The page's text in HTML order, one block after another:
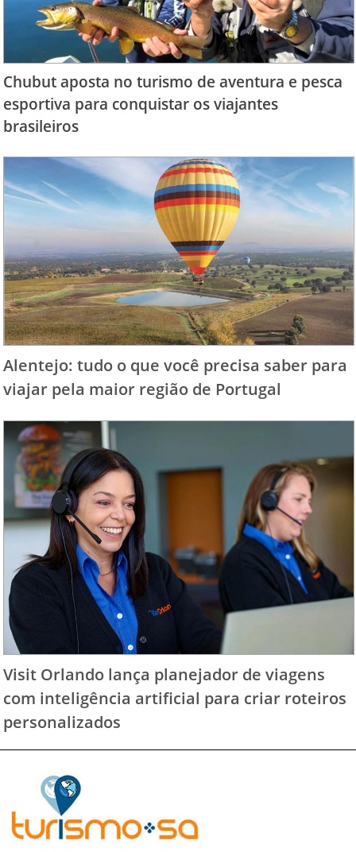
Chubut aposta no turismo de aventura e pesca
esportiva para conquistar os viajantes
brasileiros
Alentejo: tudo o que você precisa saber para
viajar pela maior região de Portugal
Visit Orlando lança planejador de viagens
com inteligência artificial para criar roteiros
personalizados